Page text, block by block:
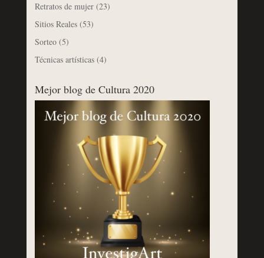
Retratos de mujer(23)
Sitios Reales(53)
Sorteo(5)
Técnicas artísticas(4)
Mejor blog de Cultura 2020